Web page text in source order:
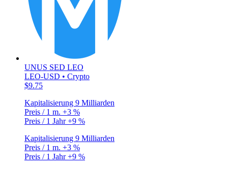
UNUS SED LEO
LEO-USD • Crypto
$9.75
Kapitalisierung 9 Milliarden
Preis / 1 m. +3 %
Preis / 1 Jahr+9 %
Kapitalisierung 9 Milliarden
Preis / 1 m. +3 %
Preis / 1 Jahr+9 %